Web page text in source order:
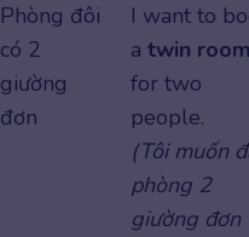
Phòng đôi
có 2
giường
đơn
I want to
a twin
for two
people.
(Tôi muốn
phòng 2
giường đơn